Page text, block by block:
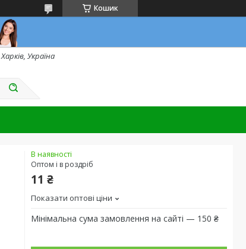
Кошик
Харків, Україна
В наявності
Оптом і в роздріб
11 ₴
Показати оптові ціни
Мінімальна сума замовлення на сайті — 150 ₴